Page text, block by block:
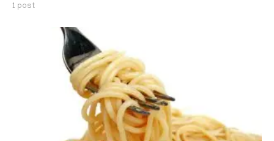
1 post